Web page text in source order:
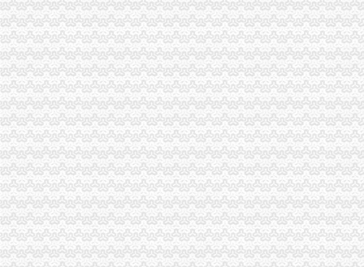
德宏上源电力进出口有限责任公司出口退税咨询、代办出口退税项目公
东莞公司注册,代理记账,代办进出口经营权-东莞58同城
代办公司注册、代理记账、进出口许可证、商标注册-福州58同城